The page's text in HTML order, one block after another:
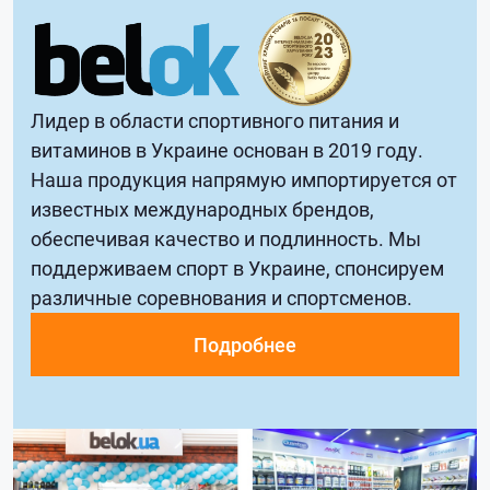
Лидер в области спортивного питания и
витаминов в Украине основан в 2019 году.
Наша продукция напрямую импортируется от
известных международных брендов,
обеспечивая качество и подлинность. Мы
поддерживаем спорт в Украине, спонсируем
различные соревнования и спортсменов.
Подробнее